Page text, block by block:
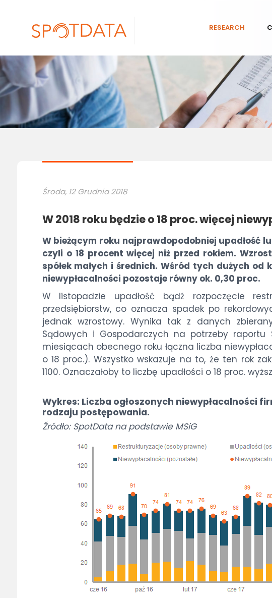
RESEARCH
Środa, 12 Grudnia 2018
W 2018 roku będzie o 18 proc. więcej
W bieżącym roku najprawdopodobniej upadłość
czyli o 18 procent więcej niż przed rokiem.
spółek małych i średnich. Wśród tych dużych
niewypłacalności pozostaje równy ok. 0,30 proc.
W listopadzie upadłość bądź rozpoczęcie
przedsiębiorstw, co oznacza spadek po
jednak wzrostowy. Wynika tak z danych
Sądowych i Gospodarczych na potrzeby raportu
miesiącach obecnego roku łączna liczba
o 18 proc.). Wszystko wskazuje na to, że ten rok
1100. Oznaczałoby to liczbę upadłości o 18 proc.
Wykres: Liczba ogłoszonych niewypłacalności
rodzaju postępowania.
Źródło: SpotData na podstawie MSiG